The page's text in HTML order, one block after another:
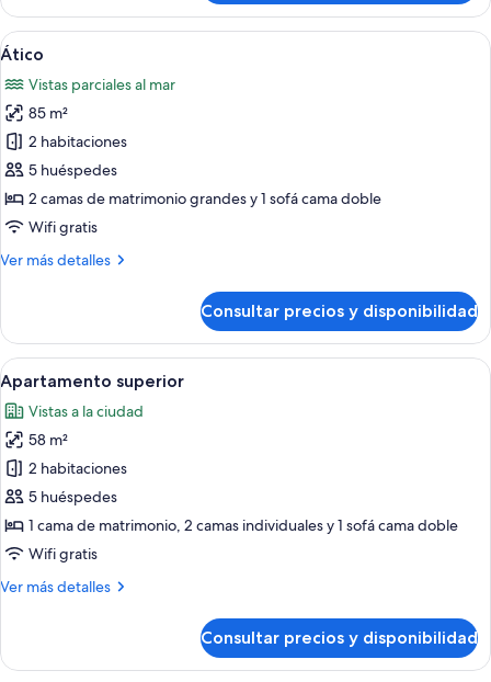
Deluxe,
balcón,
vistas
mar
Abrir
todas
las
fotos
de
Ático
Ático | Zona de estar | Una Smart
19
Ático
Vistas parciales al mar
85 m²
2 habitaciones
5 huéspedes
2 camas de matrimonio grandes y 1 sofá cama doble
Wifi gratis
Ver más detalles
Más
Consultar precios y disponibilidad
Abrir
todas
las
fotos
de
Apartamento
superior
Apartamento superior | Sala de
16
Apartamento superior
Vistas a la ciudad
58 m²
2 habitaciones
5 huéspedes
1 cama de matrimonio, 2 camas individuales y 1 sofá cama doble
Wifi gratis
Ver más detalles
Más
superior
Consultar precios y disponibilidad